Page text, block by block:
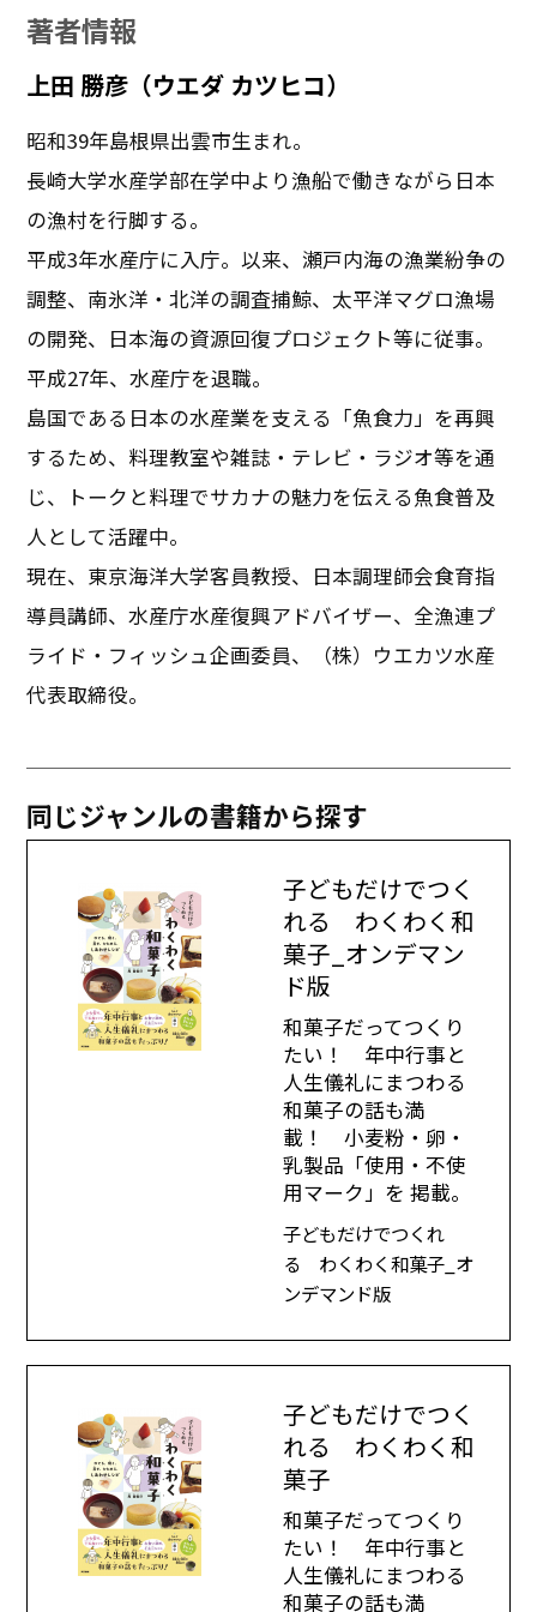
著者情報
上田 勝彦（ウエダ カツヒコ）
昭和39年島根県出雲市生まれ。
長崎大学水産学部在学中より漁船で働きながら日本
の漁村を行脚する。
平成3年水産庁に入庁。以来、瀬戸内海の漁業紛争の
調整、南氷洋・北洋の調査捕鯨、太平洋マグロ漁場
の開発、日本海の資源回復プロジェクト等に従事。
平成27年、水産庁を退職。
島国である日本の水産業を支える「魚食力」を再興
するため、料理教室や雑誌・テレビ・ラジオ等を通
じ、トークと料理でサカナの魅力を伝える魚食普及
人として活躍中。
現在、東京海洋大学客員教授、日本調理師会食育指
導員講師、水産庁水産復興アドバイザー、全漁連プ
ライド・フィッシュ企画委員、（株）ウエカツ水産
代表取締役。
同じジャンルの書籍から探す
子どもだけでつく
れる わくわく和
菓子_オンデマン
ド版
和菓子だってつくり
たい！ 年中行事と
人生儀礼にまつわる
和菓子の話も満
載！ 小麦粉・卵・
乳製品「使用・不使
用マーク」を 掲載。
子どもだけでつくれ
る わくわく和菓子_オ
ンデマンド版
子どもだけでつく
れる わくわく和
菓子
和菓子だってつくり
たい！ 年中行事と
人生儀礼にまつわる
和菓子の話も満